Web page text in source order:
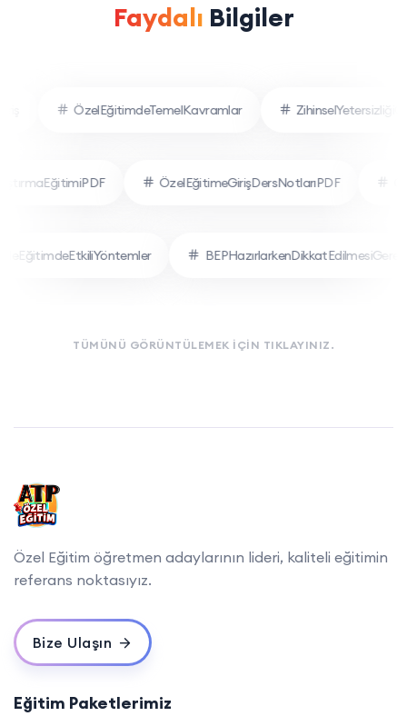
Faydalı Bilgiler
ÖzelEğitimdeTemelKavramlar
ÖzelEğitimeGirişDersNotlarıPDF
TÜMÜNÜ GÖRÜNTÜLEMEK İÇİN TIKLAYINIZ.
Özel Eğitim öğretmen adaylarının lideri, kaliteli eğitimin
referans noktasıyız.
Bize Ulaşın
Eğitim Paketlerimiz